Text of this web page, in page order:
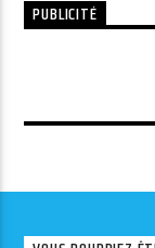
PUBLICITÉ